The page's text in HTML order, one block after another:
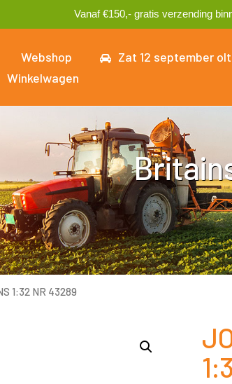
Vanaf €150,- gratis verzending
Webshop Zat 12 september
Winkelwagen
1:32 NR 43289